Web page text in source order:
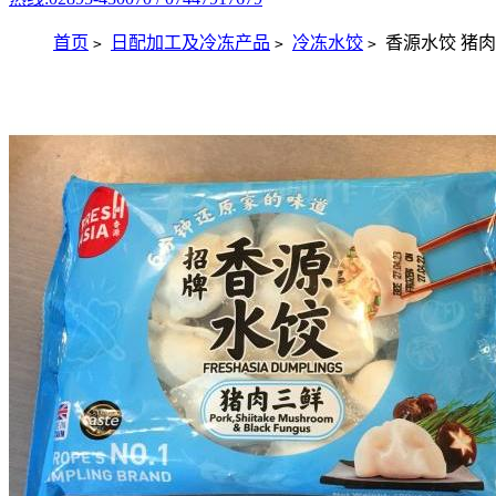
首页 > 日配加工及冷冻产品 > 冷冻水饺 > 香源水饺 猪